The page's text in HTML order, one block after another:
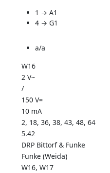
1 → A1
4 → G1
a/a
W16
2 V~
/
150 V=
10 mA
2, 18, 36, 38, 43, 48, 64
5.42
DRP Bittorf & Funke
Funke (Weida)
W16 W17